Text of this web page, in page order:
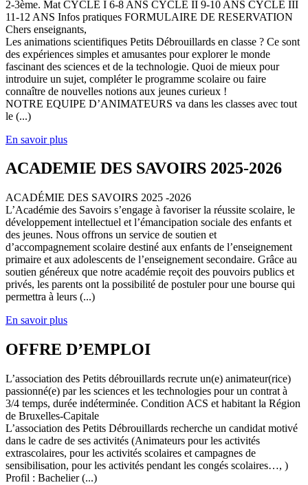
2-3ème. Mat CYCLE I 6-8 ANS CYCLE II 9-10 ANS CYCLE III
11-12 ANS Infos pratiques FORMULAIRE DE RESERVATION
Chers enseignants,
Les animations scientifiques Petits Débrouillards en classe ? Ce sont
des expériences simples et amusantes pour explorer le monde
fascinant des sciences et de la technologie. Quoi de mieux pour
introduire un sujet, compléter le programme scolaire ou faire
connaître de nouvelles notions aux jeunes curieux !
NOTRE EQUIPE D’ANIMATEURS va dans les classes avec tout
le (...)
En savoir plus
ACADEMIE DES SAVOIRS 2025-2026
ACADÉMIE DES SAVOIRS 2025 -2026
L’Académie des Savoirs s’engage à favoriser la réussite scolaire, le
développement intellectuel et l’émancipation sociale des enfants et
des jeunes. Nous offrons un service de soutien et
d’accompagnement scolaire destiné aux enfants de l’enseignement
primaire et aux adolescents de l’enseignement secondaire. Grâce au
soutien généreux que notre académie reçoit des pouvoirs publics et
privés, les parents ont la possibilité de postuler pour une bourse qui
permettra à leurs (...)
En savoir plus
OFFRE D’EMPLOI
L’association des Petits débrouillards recrute un(e) animateur(rice)
passionné(e) par les sciences et les technologies pour un contrat à
3/4 temps, durée indéterminée. Condition ACS et habitant la Région
de Bruxelles-Capitale
L’association des Petits Débrouillards recherche un candidat motivé
dans le cadre de ses activités (Animateurs pour les activités
extrascolaires, pour les activités scolaires et campagnes de
sensibilisation, pour les activités pendant les congés scolaires…, )
Profil : Bachelier (...)